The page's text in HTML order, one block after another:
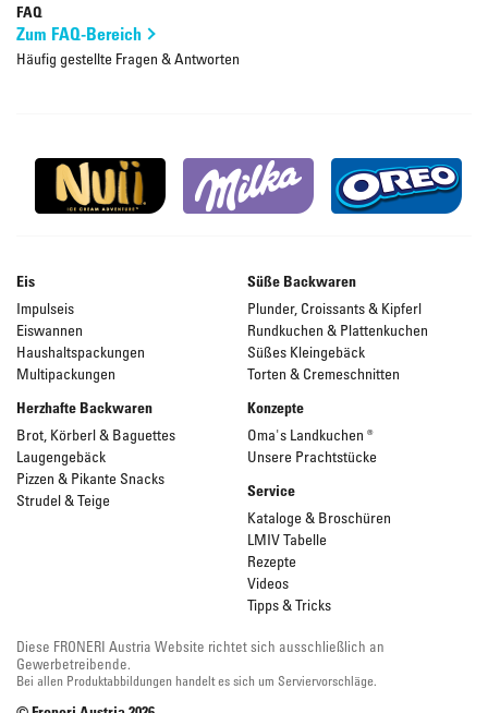
FAQ
Zum FAQ-Bereich
Häufig gestellte Fragen & Antworten
Eis
Impulseis
Eiswannen
Haushaltspackungen
Multipackungen
Süße Backwaren
Plunder, Croissants & Kipferl
Rundkuchen & Plattenkuchen
Süßes Kleingebäck
Torten & Cremeschnitten
Herzhafte Backwaren
Brot, Körberl & Baguettes
Laugengebäck
Pizzen & Pikante Snacks
Strudel & Teige
Konzepte
Oma's Landkuchen ®
Unsere Prachtstücke
Service
Kataloge & Broschüren
LMIV Tabelle
Rezepte
Videos
Tipps & Tricks
Diese FRONERI Austria Website richtet sich ausschließlich an
Gewerbetreibende.
Bei allen Produktabbildungen handelt es sich um Serviervorschläge.